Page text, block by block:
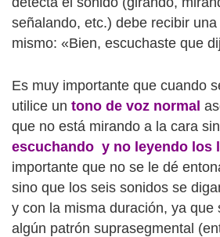
señalando, etc.) debe recibir una
mismo: «Bien, escuchaste que
Es muy importante que cuando
utilice un tono de voz normal
que no está mirando a la cara
escuchando y no leyendo los
importante que no se le dé
sino que los seis sonidos se
y con la misma duración, ya que
algún patrón suprasegmental